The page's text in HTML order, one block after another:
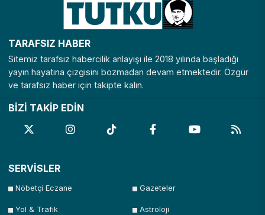
TARAFSIZ HABER
Sitemiz tarafsız habercilik anlayışı ile 2018 yılında başladığı
yayın hayatına çizgisini bozmadan devam etmektedir. Özgür
ve tarafsız haber için takipte kalın.
BİZİ TAKİP EDİN
SERVİSLER
Nöbetçi Eczane Gazeteler
Yol & Trafik Astroloji